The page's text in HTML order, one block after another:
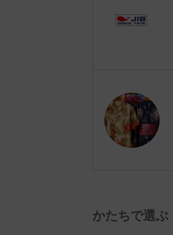
かたちで選ぶ